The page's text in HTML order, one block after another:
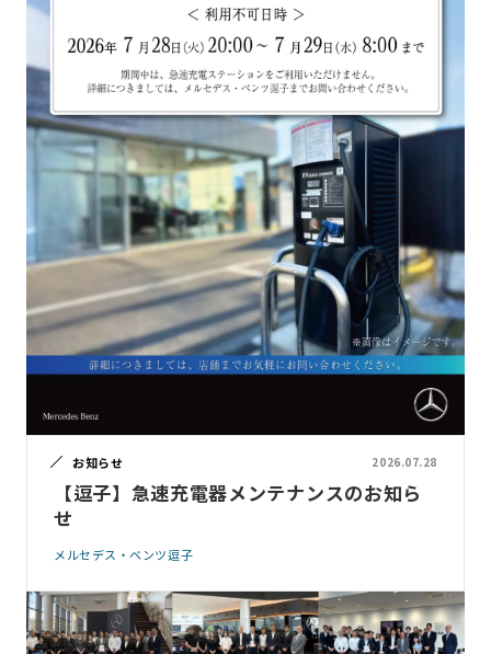
お知らせ 2026.07.28
【逗子】急速充電器メンテナンスのお知ら
せ
メルセデス・ベンツ逗子